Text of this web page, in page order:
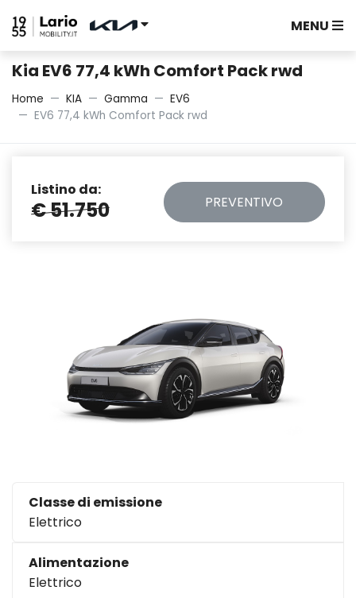
MENU
Kia EV6 77,4 kWh Comfort Pack rwd
Home KIA Gamma
EV6
EV6 77,4 kWh Comfort Pack rwd
Listino da:
€ 51.750 PREVENTIVO
Classe di emissione
Elettrico
Alimentazione
Elettrico